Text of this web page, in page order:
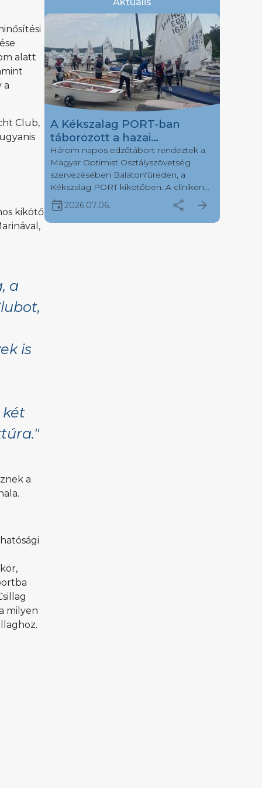
alatt
a
Club,
kikötő
a
is
két
a
milyen
A Kékszalag PORT-ban
táborozott a hazai
Optimistes mezőny egy
része
Három napos edzőtábort rendeztek a
Magyar Optimist Osztályszövetség
szervezésében Balatonfüreden, a
Kékszalag PORT kikötőben. A cliniken
több, mint negyven fiatal versenyző
érkezett hét különböző vitorlásklubból.
Július első hetén a Kékszalag Port
event2026.07.06. share arrow_forward